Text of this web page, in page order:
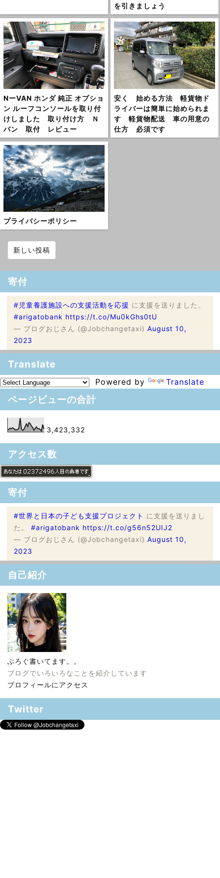
を引きましょう
NーVAN ホンダ 純正 オプショ
ン ルーフコンソールを取り付
けしました 取り付け方 Ｎ
バン 取付 レビュー
安く 始める方法 軽貨物ド
ライバーは簡単に始められま
す 軽貨物配送 車の用意の
仕方 必須です
プライバシーポリシー
新しい投稿
寄付
#児童養護施設への支援活動を応援 に支援を送りました。
#arigatobank https://t.co/Mu0kGhs0tU
— ブログおじさん (@Jobchangetaxi) August 10,
2023
Translate
Powered by Translate
ページビューの合計
3,423,332
アクセス数
寄付
#世界と日本の子ども支援プロジェクト に支援を送りまし
た。 #arigatobank https://t.co/g56n52UIJ2
— ブログおじさん (@Jobchangetaxi) August 10,
2023
自己紹介
ぶろぐ書いてます。。
ブログでいろいろなことを紹介しています
プロフィールにアクセス
Twitter